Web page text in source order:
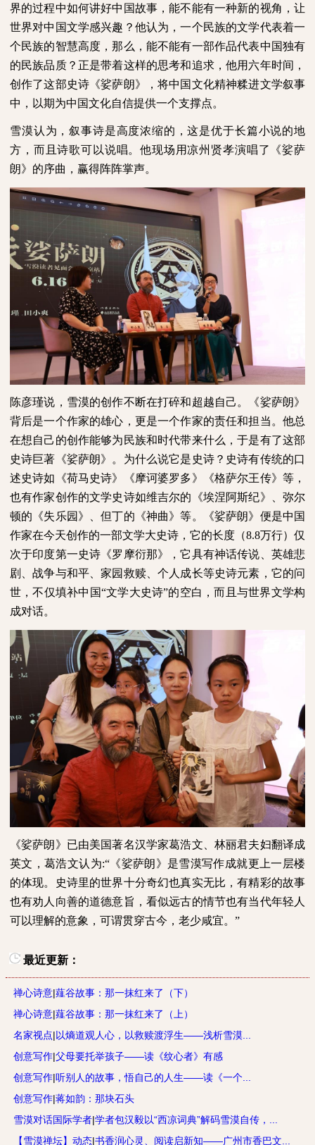
界的过程中如何讲好中国故事，能不能有一种新的视角，让
世界对中国文学感兴趣？他认为，一个民族的文学代表着一
个民族的智慧高度，那么，能不能有一部作品代表中国独有
的民族品质？正是带着这样的思考和追求，他用六年时间，
创作了这部史诗《娑萨朗》，将中国文化精神糅进文学叙事
中，以期为中国文化自信提供一个支撑点。
雪漠认为，叙事诗是高度浓缩的，这是优于长篇小说的地
方，而且诗歌可以说唱。他现场用凉州贤孝演唱了《娑萨
朗》的序曲，赢得阵阵掌声。
陈彦瑾说，雪漠的创作不断在打碎和超越自己。《娑萨朗》
背后是一个作家的雄心，更是一个作家的责任和担当。他总
在想自己的创作能够为民族和时代带来什么，于是有了这部
史诗巨著《娑萨朗》。为什么说它是史诗？史诗有传统的口
述史诗如《荷马史诗》《摩诃婆罗多》《格萨尔王传》等，
也有作家创作的文学史诗如维吉尔的《埃涅阿斯纪》、弥尔
顿的《失乐园》、但丁的《神曲》等。《娑萨朗》便是中国
作家在今天创作的一部文学大史诗，它的长度（8.8万行）仅
次于印度第一史诗《罗摩衍那》，它具有神话传说、英雄悲
剧、战争与和平、家园救赎、个人成长等史诗元素，它的问
世，不仅填补中国“文学大史诗”的空白，而且与世界文学构
成对话。
《娑萨朗》已由美国著名汉学家葛浩文、林丽君夫妇翻译成
英文，葛浩文认为:“《娑萨朗》是雪漠写作成就更上一层楼
的体现。史诗里的世界十分奇幻也真实无比，有精彩的故事
也有劝人向善的道德意旨，看似远古的情节也有当代年轻人
可以理解的意象，可谓贯穿古今，老少咸宜。”
最近更新：
禅心诗意|薤谷故事：那一抹红来了（下）
禅心诗意|薤谷故事：那一抹红来了（上）
名家视点|以熵道观人心，以救赎渡浮生——浅析雪漠...
创意写作|父母要托举孩子——读《纹心者》有感
创意写作|听别人的故事，悟自己的人生——读《一个...
创意写作|蒋如韵：那块石头
雪漠对话国际学者|学者包汉毅以“西凉词典”解码雪漠自传，...
【雪漠禅坛】动态|书香润心灵、阅读启新知——广州市香巴文...